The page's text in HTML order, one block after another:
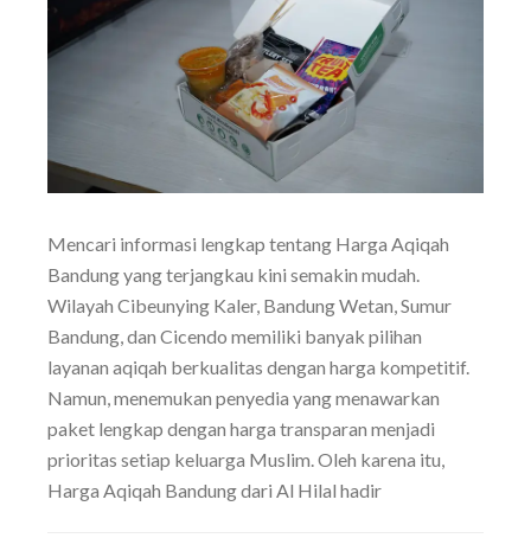
Mencari informasi lengkap tentang Harga Aqiqah
Bandung yang terjangkau kini semakin mudah.
Wilayah Cibeunying Kaler, Bandung Wetan, Sumur
Bandung, dan Cicendo memiliki banyak pilihan
layanan aqiqah berkualitas dengan harga kompetitif.
Namun, menemukan penyedia yang menawarkan
paket lengkap dengan harga transparan menjadi
prioritas setiap keluarga Muslim. Oleh karena itu,
Harga Aqiqah Bandung dari Al Hilal hadir